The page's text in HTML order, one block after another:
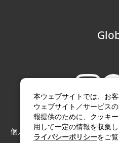
個人情報の取り扱い サイトの
本ウェブサイトでは、お
ウェブサイト／サービス
報提供のために、クッキ
用して一定の情報を収集
ライバシーポリシーをご